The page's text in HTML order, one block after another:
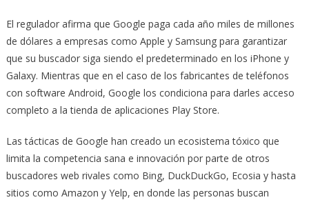
El regulador afirma que Google paga cada año miles de millones
de dólares a empresas como Apple y Samsung para garantizar
que su buscador siga siendo el predeterminado en los iPhone y
Galaxy. Mientras que en el caso de los fabricantes de teléfonos
con software Android, Google los condiciona para darles acceso
completo a la tienda de aplicaciones Play Store.
Las tácticas de Google han creado un ecosistema tóxico que
limita la competencia sana e innovación por parte de otros
buscadores web rivales como Bing, DuckDuckGo, Ecosia y hasta
sitios como Amazon y Yelp, en donde las personas buscan